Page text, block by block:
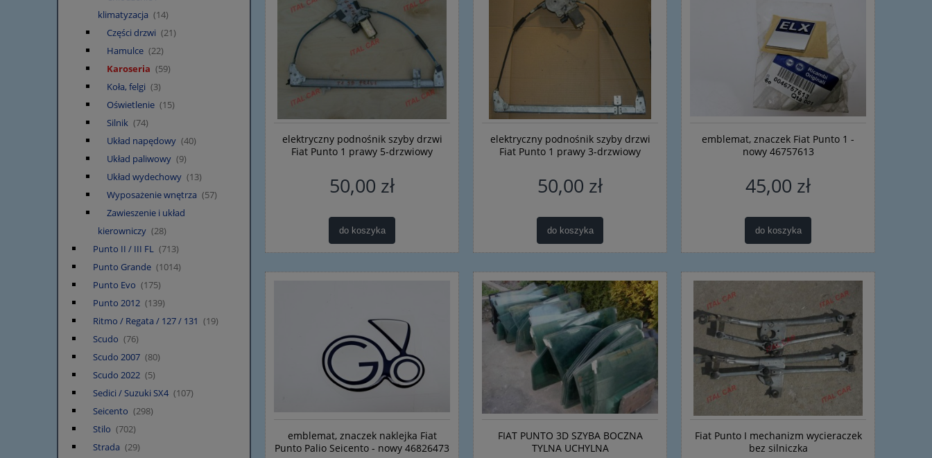
klimatyzacja (14)
Części drzwi (21)
Hamulce (22)
Karoseria (59)
Koła, felgi (3)
Oświetlenie (15)
Silnik (74)
Układ napędowy (40)
Układ paliwowy (9)
Układ wydechowy (13)
Wyposażenie wnętrza (57)
Zawieszenie i układ
kierowniczy (28)
Punto II / III FL (713)
Punto Grande (1014)
Punto Evo (175)
Punto 2012 (139)
Ritmo / Regata / 127 / 131 (19)
Scudo (76)
Scudo 2007 (80)
Scudo 2022 (5)
Sedici / Suzuki SX4 (107)
Seicento (298)
Stilo (702)
Strada (29)
elektryczny podnośnik szyby drzwi
Fiat Punto 1 prawy 5-drzwiowy
50,00 zł
do koszyka
elektryczny podnośnik szyby drzwi
Fiat Punto 1 prawy 3-drzwiowy
50,00 zł
do koszyka
emblemat, znaczek Fiat Punto 1 -
nowy 46757613
45,00 zł
do koszyka
emblemat, znaczek naklejka Fiat
Punto Palio Seicento - nowy 46826473
FIAT PUNTO 3D SZYBA BOCZNA
TYLNA UCHYLNA
Fiat Punto I mechanizm wycieraczek
bez silniczka